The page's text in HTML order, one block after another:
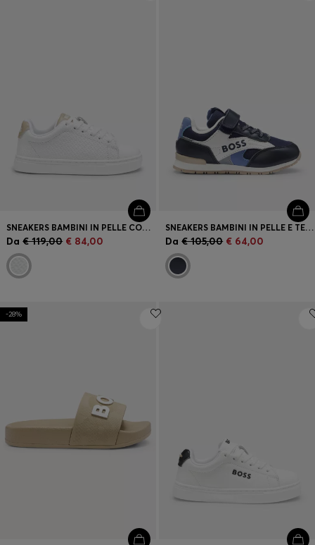
FAQ e assistenza
Trova negozio
IT € )
SNEAKERS BAMBINI IN PELLE CON MONOGRAMMI GOFFRATI
Da € 119,00 € 84,00
SNEAKERS BAMBINI IN PELLE E TELA
Da € 105,00 € 64,00
-28%